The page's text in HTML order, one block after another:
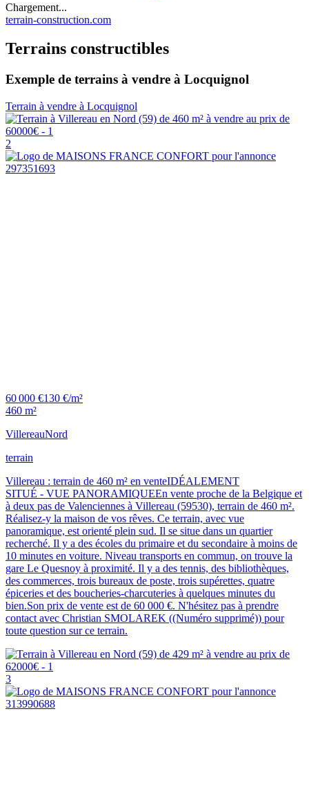
Chargement...
terrain-construction.com
Terrains constructibles
Exemple de terrains à vendre à Locquignol
Terrain à vendre à Locquignol
2
60 000 €130 €/m²
460 m²
VillereauNord
terrain
Villereau : terrain de 460 m² en venteIDÉALEMENT
SITUÉ - VUE PANORAMIQUEEn vente proche de la Belgique et
à deux pas de Valenciennes à Villereau (59530), terrain de 460 m².
Réalisez-y la maison de vos rêves. Ce terrain, avec vue
panoramique, est orienté plein sud. Il se situe dans un quartier
recherché. Il y a des écoles du primaire et du secondaire à moins de
10 minutes en voiture. Niveau transports en commun, on trouve la
gare Le Quesnoy à proximité. Il y a des tennis, des bibliothèques,
des commerces, trois bureaux de poste, trois supérettes, quatre
épiceries et des boucheries-charcuteries à quelques minutes du
bien.Son prix de vente est de 60 000 €. N'hésitez pas à prendre
contact avec Christian SMOLAREK ((Numéro supprimé)) pour
toute question sur ce terrain.
3